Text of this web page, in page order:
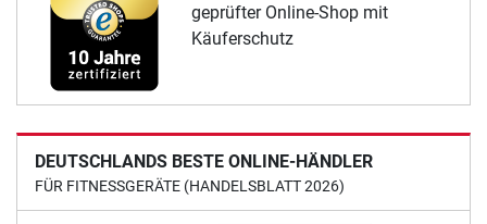
geprüfter Online-Shop mit
Käuferschutz
DEUTSCHLANDS BESTE ONLINE-HÄNDLER
FÜR FITNESSGERÄTE (HANDELSBLATT 2026)